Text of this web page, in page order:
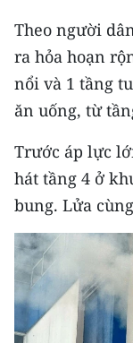
Media Xã hội
Media Pháp
Media Thế giới
Media Thể thao
Media Giáo dục
Media Y tế
Media Khoa
Theo người
ra hỏa hoạn
nổi và 1 tầng
ăn uống, từ
Trước áp lực
hát tầng 4 ở
bung. Lửa